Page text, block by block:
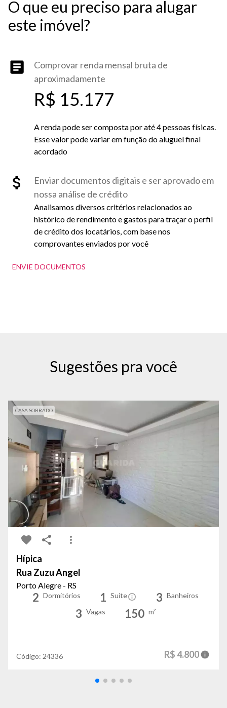
O que eu preciso para alugar
este imóvel?
Comprovar renda mensal bruta de
aproximadamente
R$ 15.177
A renda pode ser composta por até 4 pessoas físicas.
Esse valor pode variar em função do aluguel final
acordado
Enviar documentos digitais e ser aprovado em
nossa análise de crédito
Analisamos diversos critérios relacionados ao
histórico de rendimento e gastos para traçar o perfil
de crédito dos locatários, com base nos
comprovantes enviados por você
ENVIE DOCUMENTOS
Sugestões pra você
CASA SOBRADO
Hípica
Rua Zuzu Angel
Porto Alegre - RS
2 Dormitórios 1 Suíte 3 Banheiros
3 Vagas 150 m²
Código: 24336 R$ 4.800